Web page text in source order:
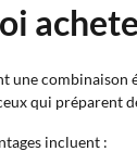
une combinaison
qui préparent
incluent :